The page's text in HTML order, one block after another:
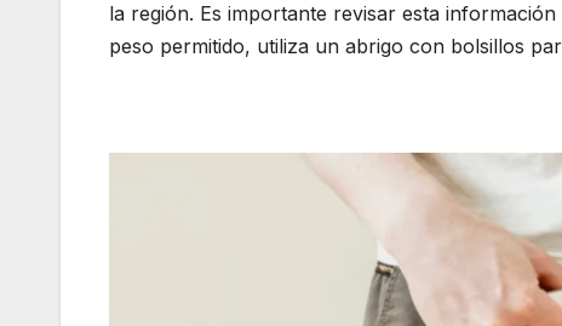
la región. Es importante revisar esta
peso permitido, utiliza un abrigo con bolsillos